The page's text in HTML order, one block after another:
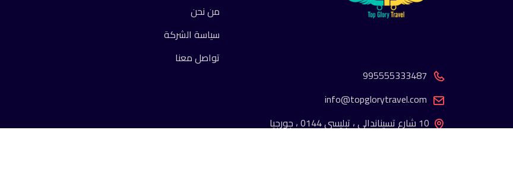
995555333487
info@topglorytravel.com
10 شارع تسيناندالي ، تبليسي 0144 ، جورجيا
من نحن
سياسة الشركة
تواصل معنا